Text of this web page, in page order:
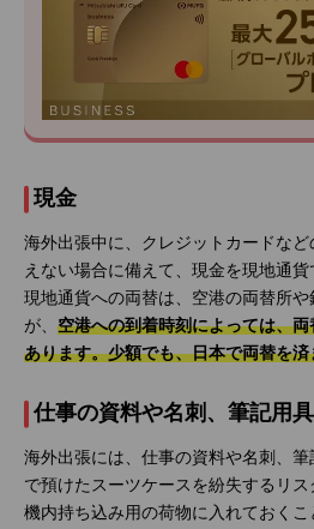
現金
海外出張中に、クレジットカードな
えない場合に備えて、現金を現地通貨
現地通貨への両替は、空港の両替所
が、 空港への到着時刻によっては、
あります。少額でも、日本で両替を
仕事の資料や名刺、筆記用具
海外出張には、仕事の資料や名刺、
で預けたスーツケースを紛失するリ
機内持ち込み用の荷物に入れておく